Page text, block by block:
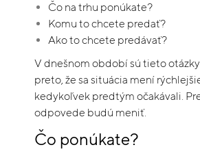
Čo na trhu ponúkate?
Komu to chcete predať?
Ako to chcete predávať?
V dnešnom období sú tieto
preto, že sa situácia mení
kedykoľvek predtým očakávali.
odpovede budú meniť.
Čo ponúkate?